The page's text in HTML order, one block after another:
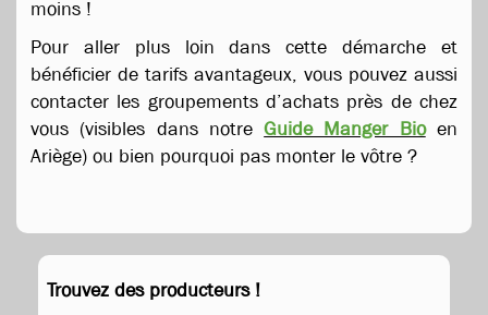
moins !
Pour aller plus loin dans cette démarche et
bénéficier de tarifs avantageux, vous pouvez aussi
contacter les groupements d’achats près de chez
vous (visibles dans notreGuide Manger Bioen
Ariège) ou bien pourquoi pas monter le vôtre ?
Trouvez des producteurs !